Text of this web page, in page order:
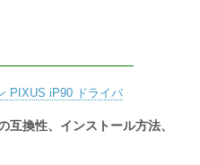
PIXUS iP90 ドライバ
換性、インストール方法、